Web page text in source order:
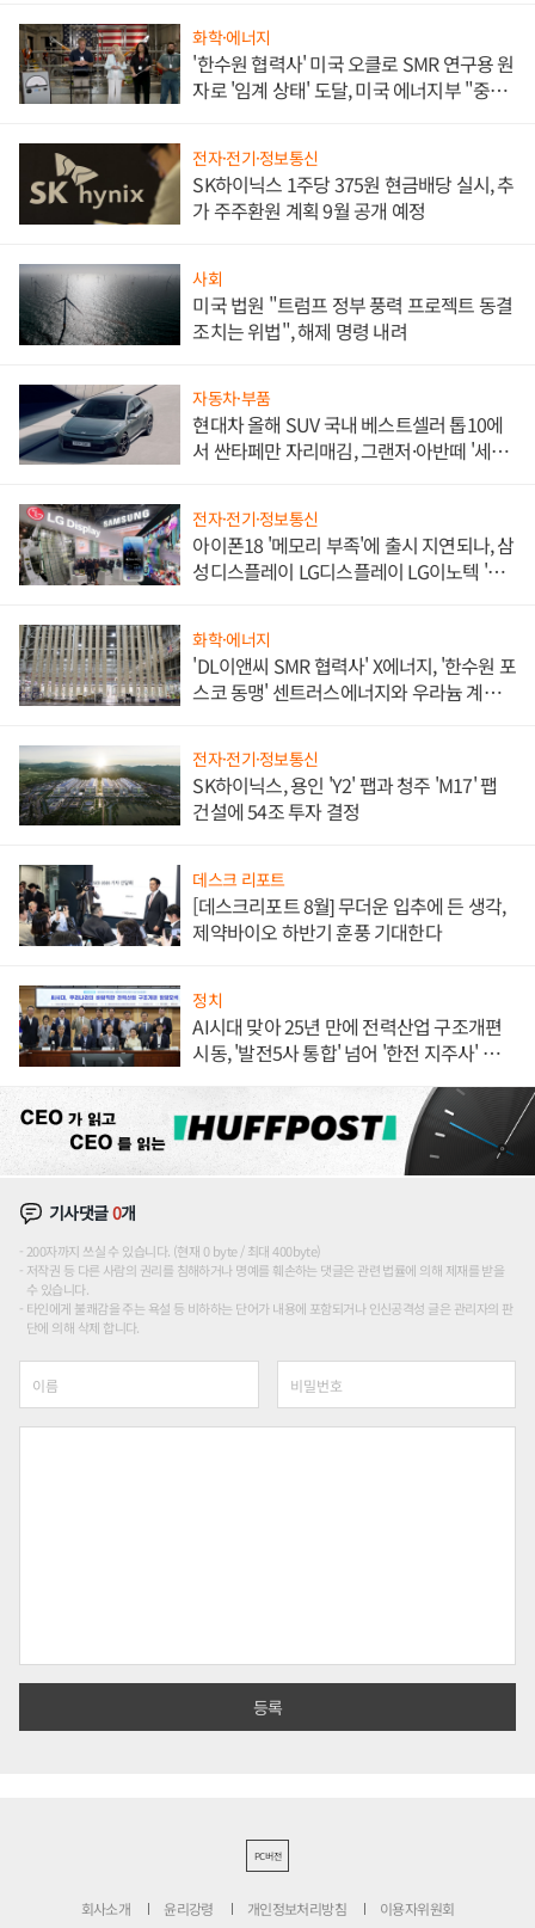
화학·에너지
'한수원 협력사' 미국 오클로 SMR 연구용 원
자로 '임계 상태' 도달, 미국 에너지부 "중요
전자·전기·정보통신
SK하이닉스 1주당 375원 현금배당 실시, 추
가 주주환원 계획 9월 공개 예정
사회
미국 법원 "트럼프 정부 풍력 프로젝트 동결
조치는 위법", 해제 명령 내려
자동차·부품
현대차 올해 SUV 국내 베스트셀러 톱10에
서 싼타페만 자리매김, 그랜저·아반떼 '세단
전자·전기·정보통신
아이폰18 '메모리 부족'에 출시 지연되나, 삼
성디스플레이 LG디스플레이 LG이노텍 '탈
화학·에너지
'DL이앤씨 SMR 협력사' X에너지, '한수원 포
스코 동맹' 센트러스에너지와 우라늄 계약
전자·전기·정보통신
SK하이닉스, 용인 'Y2' 팹과 청주 'M17' 팹
건설에 54조 투자 결정
데스크 리포트
[데스크리포트 8월] 무더운 입추에 든 생각,
제약바이오 하반기 훈풍 기대한다
정치
AI시대 맞아 25년 만에 전력산업 구조개편
시동, '발전5사 통합' 넘어 '한전 지주사' 재편
기사댓글0개
200자까지 쓰실 수 있습니다. (현재 0 byte / 최대 400byte)
저작권 등 다른 사람의 권리를 침해하거나 명예를 훼손하는 댓글은 관련 법률에 의해 제재를 받을
수 있습니다.
타인에게 불쾌감을 주는 욕설 등 비하하는 단어가 내용에 포함되거나 인신공격성 글은 관리자의 판
단에 의해 삭제 합니다.
PC버전
회사소개 윤리강령 개인정보처리방침 이용자위원회